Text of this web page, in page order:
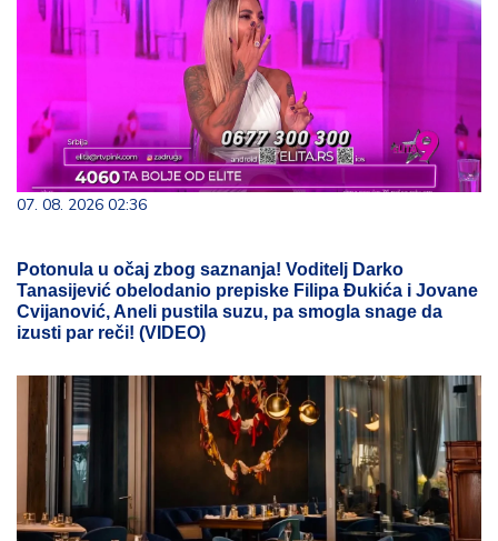
07. 08. 2026 02:36
Potonula u očaj zbog saznanja! Voditelj Darko
Tanasijević obelodanio prepiske Filipa Đukića i Jovane
Cvijanović, Aneli pustila suzu, pa smogla snage da
izusti par reči! (VIDEO)